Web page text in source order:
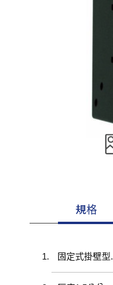
規格
固定式掛壁型.